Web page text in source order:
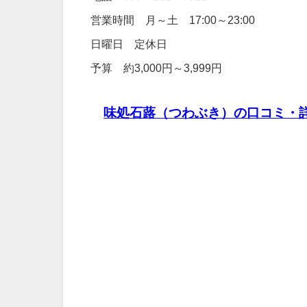
営業時間 月～土 17:00～23:00
日曜日 定休日
予算 約3,000円～3,999円
味処石蕗（つわぶき）の口コミ・